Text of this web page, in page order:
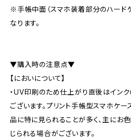
※手帳中面（スマホ装着部分のハード
なります。
▼購入時の注意点▼
【においについて】
・UV印刷のため仕上がり直後はイン
ございます。プリント手帳型スマホケ
品に特に見られることが多く、主にお
じられる場合がございます。